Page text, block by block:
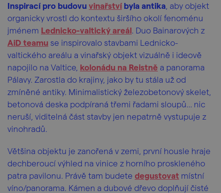
Inspirací pro budovu vinařstvíbyla antika , aby objekt
organicky vrostl do kontextu širšího okolí fenoménu
jménem Lednicko-valtický areál. Duo Bainarových z
AiD teamu se inspirovalo stavbami Lednicko-
valtického areálu a vinařský objekt vizuálně i ideově
napojilo na Valtice, kolonádu na Reistně a panorama
Pálavy. Zarostla do krajiny, jako by tu stála už od
zmíněné antiky. Minimalistický železobetonový skelet,
betonová deska podpíraná třemi řadami sloupů… nic
neruší, viditelná část stavby jen nepatrně vystupuje z
vinohradů.
Většina objektu je zanořená v zemi, první housle hraje
dechberoucí výhled na vinice z horního proskleného
patra pavilonu. Právě tam budete degustovat místní
víno/panorama. Kámen a dubové dřevo doplňují čisté